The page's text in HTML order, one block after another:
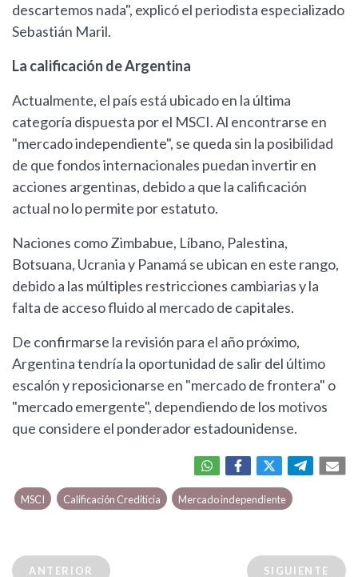
descartemos nada", explicó el periodista especializado
Sebastián Maril.
La calificación de Argentina
Actualmente, el país está ubicado en la última
categoría dispuesta por el MSCI. Al encontrarse en
"mercado independiente", se queda sin la posibilidad
de que fondos internacionales puedan invertir en
acciones argentinas, debido a que la calificación
actual no lo permite por estatuto.
Naciones como Zimbabue, Líbano, Palestina,
Botsuana, Ucrania y Panamá se ubican en este rango,
debido a las múltiples restricciones cambiarias y la
falta de acceso fluido al mercado de capitales.
De confirmarse la revisión para el año próximo,
Argentina tendría la oportunidad de salir del último
escalón y reposicionarse en "mercado de frontera" o
"mercado emergente", dependiendo de los motivos
que considere el ponderador estadounidense.
MSCI Calificación Crediticia Mercado independiente
ANTERIOR SIGUIENTE